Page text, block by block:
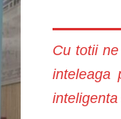
Cu totii
inteleaga